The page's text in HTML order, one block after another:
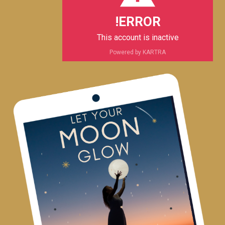
m
ERROR!
This account is inactive
Powered by KARTRA